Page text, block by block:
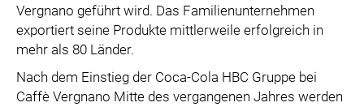
IMPERIAL MARKETS
TRÄGERVEREIN EINWEGPFAND
SPECIAL OLYMPICS ÖSTERREICH
MEDIA
Vergnano geführt wird. Das Familienunternehmen
exportiert seine Produkte mittlerweile erfolgreich in
mehr als 80 Länder.
Nach dem Einstieg der Coca-Cola HBC Gruppe bei
Caffè Vergnano Mitte des vergangenen Jahres werden